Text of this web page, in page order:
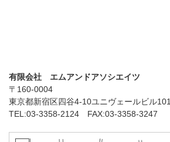
有限会社 エムアンドアソシエイツ
〒160-0004
東京都新宿区四谷4-10ユニヴェールビル101
TEL:03-3358-2124 FAX:03-3358-3247